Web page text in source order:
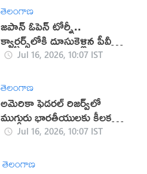
తెలంగాణ
జపాన్ ఓపెన్ టోర్నీ..
క్వార్టర్స్‌లోకి దూసుకెళ్లిన పీవీ
సింధుJul 16, 2026, 10:07 IST
తెలంగాణ
అమెరికా ఫెడరల్ రిజర్వ్‌లో
ముగ్గురు భారతీయులకు కీలక
పదవులు
Jul 16, 2026, 10:07 IST
తెలంగాణ